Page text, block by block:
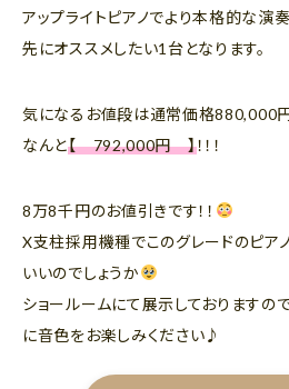
アップライトピアノでより本格的な演
先にオススメしたい1台となります。
気になるお値段は通常価格880,000
なんと【 792,000円 】！！！
8万8千円のお値引きです！！
X支柱採用機種でこのグレードのピア
いいのでしょうか
ショールームにて展示しておりますの
に音色をお楽しみください♪